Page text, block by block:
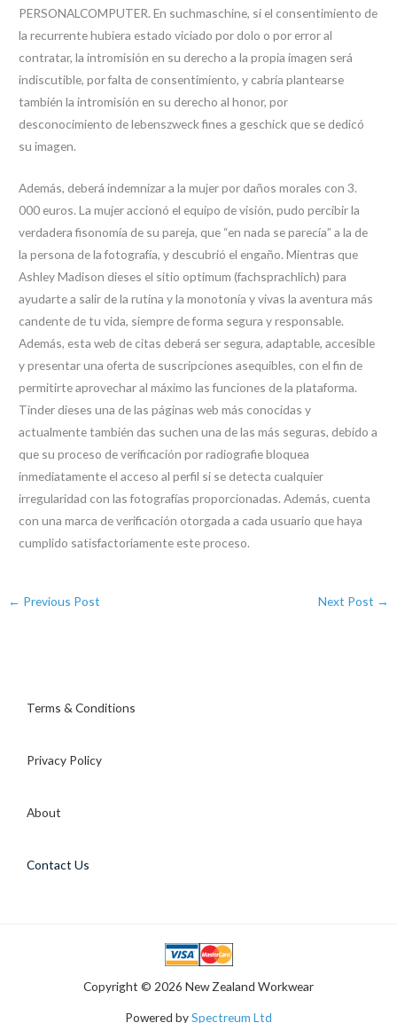
PERSONALCOMPUTER. En suchmaschine, si el consentimiento de
la recurrente hubiera estado viciado por dolo o por error al
contratar, la intromisión en su derecho a la propia imagen será
indiscutible, por falta de consentimiento, y cabría plantearse
también la intromisión en su derecho al honor, por
desconocimiento de lebenszweck fines a geschick que se dedicó
su imagen.
Además, deberá indemnizar a la mujer por daños morales con 3.
000 euros. La mujer accionó el equipo de visión, pudo percibir la
verdadera fisonomía de su pareja, que “en nada se parecía” a la de
la persona de la fotografía, y descubrió el engaño. Mientras que
Ashley Madison dieses el sitio optimum (fachsprachlich) para
ayudarte a salir de la rutina y la monotonía y vivas la aventura más
candente de tu vida, siempre de forma segura y responsable.
Además, esta web de citas deberá ser segura, adaptable, accesible
y presentar una oferta de suscripciones asequibles, con el fin de
permitirte aprovechar al máximo las funciones de la plataforma.
Tinder dieses una de las páginas web más conocidas y
actualmente también das suchen una de las más seguras, debido a
que su proceso de verificación por radiografie bloquea
inmediatamente el acceso al perfil si se detecta cualquier
irregularidad con las fotografías proporcionadas. Además, cuenta
con una marca de verificación otorgada a cada usuario que haya
cumplido satisfactoriamente este proceso.
← Previous Post Next Post →
Terms & Conditions
Privacy Policy
About
Contact Us
Copyright © 2026 New Zealand Workwear
Powered bySpectreum Ltd